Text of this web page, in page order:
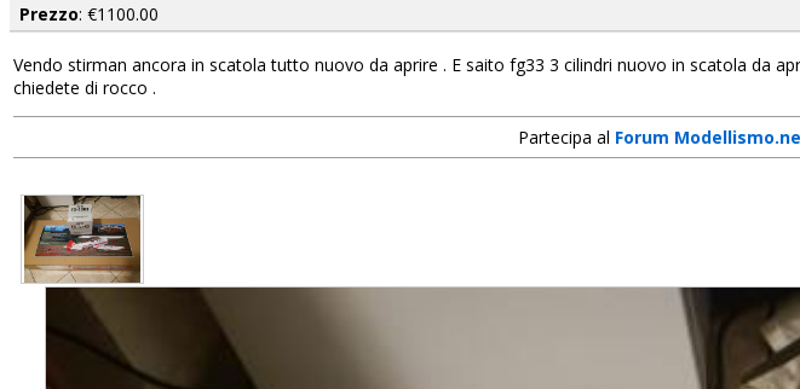
Prezzo: €1100.00
Vendo stirman ancora in scatola tutto nuovo da aprire . E saito fg33 3 cilindri nuovo in scatola da
chiedete di rocco .
Partecipa al Forum